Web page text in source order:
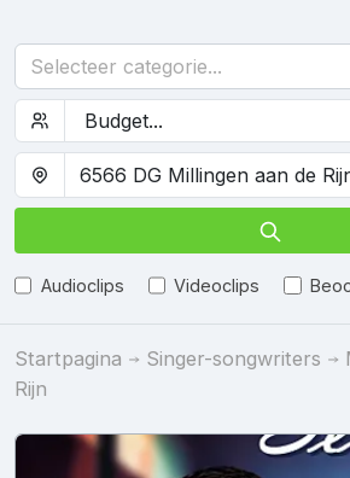
Selecteer categorie...
Audioclips Videoclips
Startpagina Singer-songwriters
Rijn